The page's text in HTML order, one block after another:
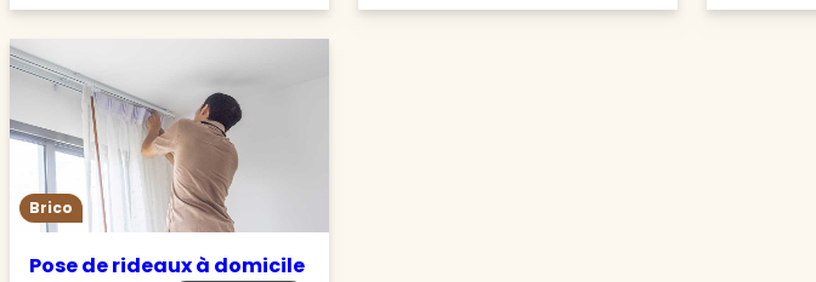
Brico
Pose de rideaux à domicile